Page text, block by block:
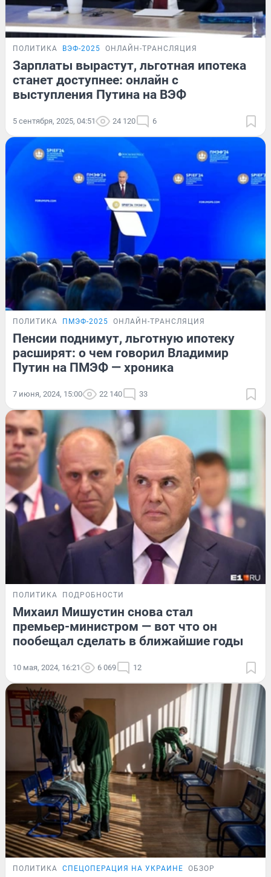
ПОЛИТИКА ВЭФ-2025 ОНЛАЙН-ТРАНСЛЯЦИЯ
Зарплаты вырастут, льготная ипотека
станет доступнее: онлайн с
выступления Путина на ВЭФ
5 сентября, 2025, 04:51 24 120 6
ПОЛИТИКА ПМЭФ-2025 ОНЛАЙН-ТРАНСЛЯЦИЯ
Пенсии поднимут, льготную ипотеку
расширят: о чем говорил Владимир
Путин на ПМЭФ — хроника
7 июня, 2024, 15:00 22 140 33
ПОЛИТИКА ПОДРОБНОСТИ
Михаил Мишустин снова стал
премьер-министром — вот что он
пообещал сделать в ближайшие годы
10 мая, 2024, 16:21 6 069 12
ПОЛИТИКА СПЕЦОПЕРАЦИЯ НА УКРАИНЕ ОБЗОР